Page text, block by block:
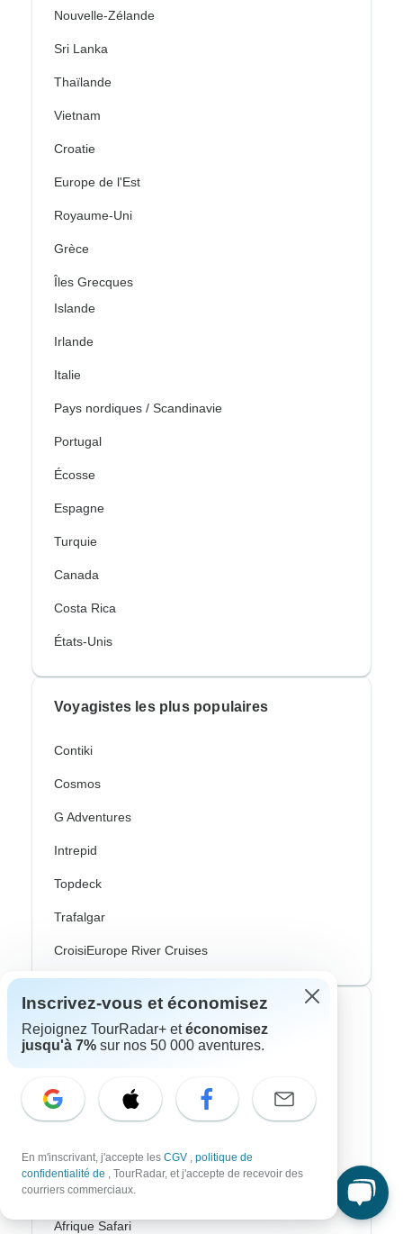
Nouvelle-Zélande
Sri Lanka
Thaïlande
Vietnam
Croatie
Europe de l'Est
Royaume-Uni
Grèce
Îles Grecques
Islande
Irlande
Italie
Pays nordiques / Scandinavie
Portugal
Écosse
Espagne
Turquie
Canada
Costa Rica
États-Unis
Voyagistes les plus populaires
Contiki
Cosmos
G Adventures
Intrepid
Topdeck
Trafalgar
CroisiEurope River Cruises
Vélo
Randonnee & Trek
Aurores Boréales
Croisière Fluviale
Afrique Safari
Inscrivez-vous et économisez
Rejoignez TourRadar+ etéconomisez
jusqu'à 7% sur nos 50 000 aventures.
En m'inscrivant, j'accepte les CGV , politique de
confidentialité de , TourRadar, et j'accepte de recevoir des
courriers commerciaux.